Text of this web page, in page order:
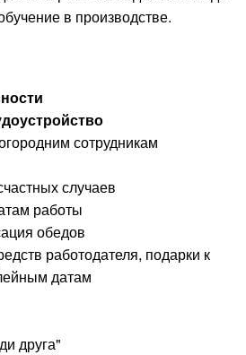
в производстве.
сотрудникам
случаев
работы
обедов
работодателя, подарки к
датам
друга"